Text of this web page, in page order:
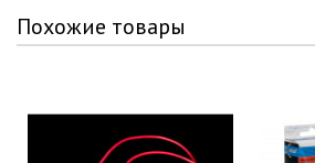
Похожие товары